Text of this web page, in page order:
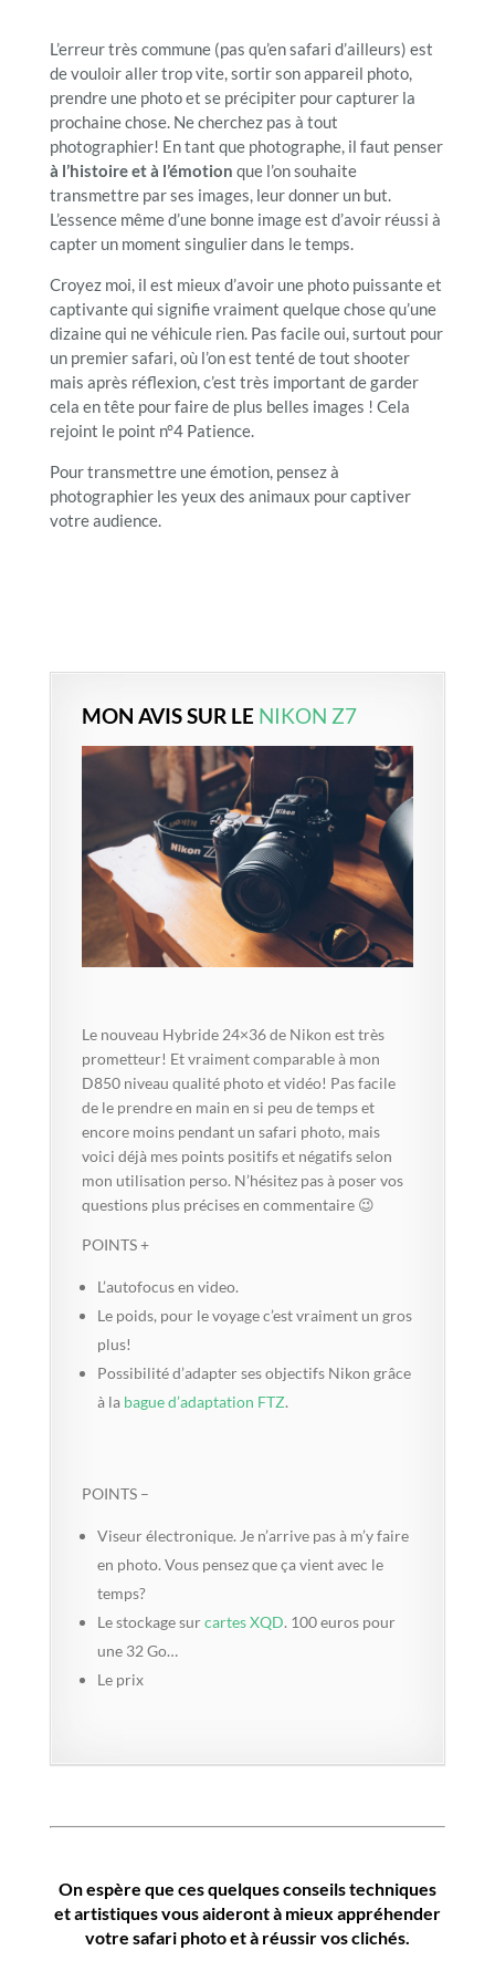
L’erreur très commune (pas qu’en safari d’ailleurs) est
de vouloir aller trop vite, sortir son appareil photo,
prendre une photo et se précipiter pour capturer la
prochaine chose. Ne cherchez pas à tout
photographier! En tant que photographe, il faut penser
à l’histoire et à l’émotion que l’on souhaite
transmettre par ses images, leur donner un but.
L’essence même d’une bonne image est d’avoir réussi à
capter un moment singulier dans le temps.
Croyez moi, il est mieux d’avoir une photo puissante et
captivante qui signifie vraiment quelque chose qu’une
dizaine qui ne véhicule rien. Pas facile oui, surtout pour
un premier safari, où l’on est tenté de tout shooter
mais après réflexion, c’est très important de garder
cela en tête pour faire de plus belles images ! Cela
rejoint le point n°4 Patience.
Pour transmettre une émotion, pensez à
photographier les yeux des animaux pour captiver
votre audience.
MON AVIS SUR LE NIKON Z7
Le nouveau Hybride 24×36 de Nikon est très
prometteur! Et vraiment comparable à mon
D850 niveau qualité photo et vidéo! Pas facile
de le prendre en main en si peu de temps et
encore moins pendant un safari photo, mais
voici déjà mes points positifs et négatifs selon
mon utilisation perso. N’hésitez pas à poser vos
questions plus précises en commentaire 😉
POINTS +
L’autofocus en video.
Le poids, pour le voyage c’est vraiment un gros
plus!
Possibilité d’adapter ses objectifs Nikon grâce
à la bague d’adaptation FTZ.
POINTS –
Viseur électronique. Je n’arrive pas à m’y faire
en photo. Vous pensez que ça vient avec le
temps?
Le stockage surcartes XQD. 100 euros pour
une 32 Go…
Le prix
On espère que ces quelques conseils techniques
et artistiques vous aideront à mieux appréhender
votre safari photo et à réussir vos clichés.